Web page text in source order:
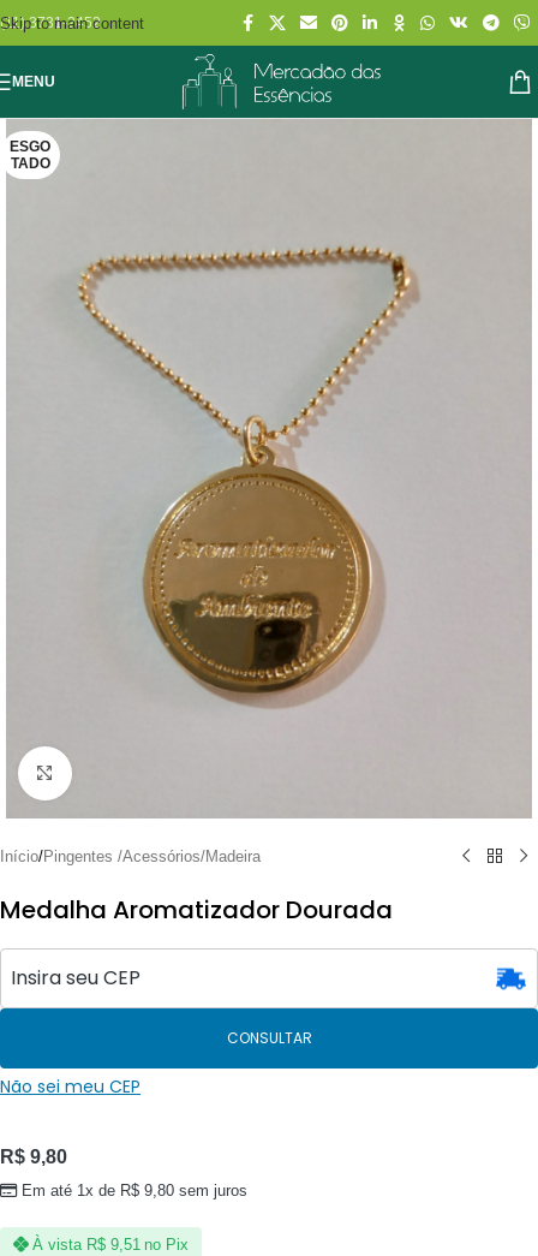
Skip to main content
(11) 3731-2452
MENU
ESGO
TADO
Clique para ampliar
Início/Pingentes /Acessórios/Madeira
Medalha Aromatizador Dourada
CONSULTAR
Não sei meu CEP
R$ 9,80
Em até 1x de R$ 9,80 sem juros
À vista R$9,51 no Pix